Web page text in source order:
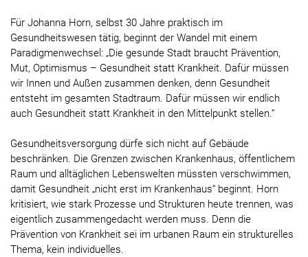
Für Johanna Horn, selbst 30 Jahre praktisch im
Gesundheitswesen tätig, beginnt der Wandel mit einem
Paradigmenwechsel: „Die gesunde Stadt braucht Prävention,
Mut, Optimismus – Gesundheit statt Krankheit. Dafür müssen
wir Innen und Außen zusammen denken, denn Gesundheit
entsteht im gesamten Stadtraum. Dafür müssen wir endlich
auch Gesundheit statt Krankheit in den Mittelpunkt stellen.“
Gesundheitsversorgung dürfe sich nicht auf Gebäude
beschränken. Die Grenzen zwischen Krankenhaus, öffentlichem
Raum und alltäglichen Lebenswelten müssten verschwimmen,
damit Gesundheit „nicht erst im Krankenhaus“ beginnt. Horn
kritisiert, wie stark Prozesse und Strukturen heute trennen, was
eigentlich zusammengedacht werden muss. Denn die
Prävention von Krankheit sei im urbanen Raum ein strukturelles
Thema, kein individuelles.